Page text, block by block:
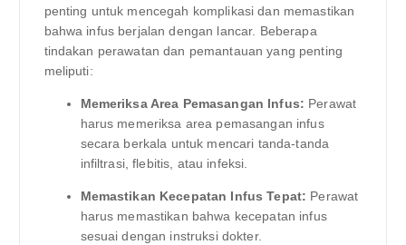
penting untuk mencegah komplikasi dan memastikan
bahwa infus berjalan dengan lancar. Beberapa
tindakan perawatan dan pemantauan yang penting
meliputi:
Memeriksa Area Pemasangan Infus: Perawat
harus memeriksa area pemasangan infus
secara berkala untuk mencari tanda-tanda
infiltrasi, flebitis, atau infeksi.
Memastikan Kecepatan Infus Tepat: Perawat
harus memastikan bahwa kecepatan infus
sesuai dengan instruksi dokter.